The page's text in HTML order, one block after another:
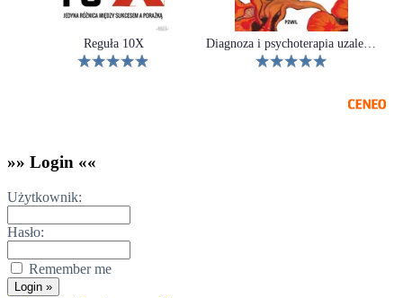
Reguła 10X
»» Login ««
Użytkownik:
Hasło:
Remember me